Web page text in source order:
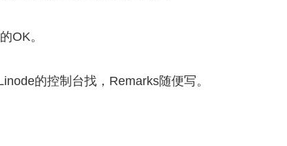
OK。
的控制台找，Remarks随便写。